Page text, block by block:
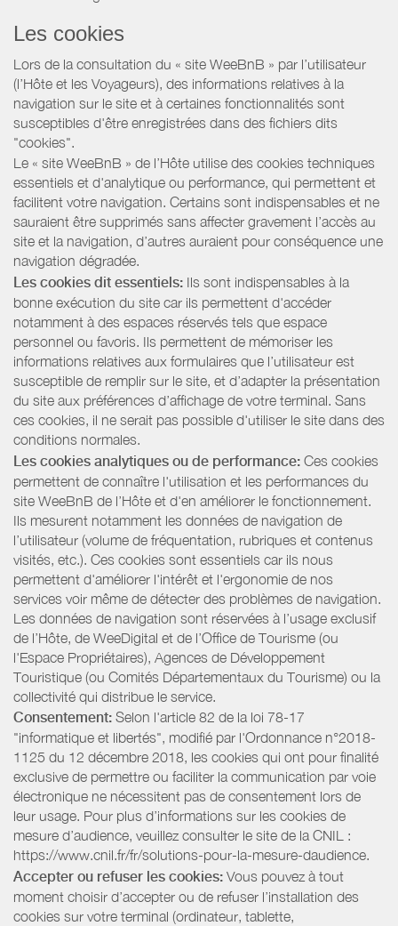
Les cookies
Lors de la consultation du « site WeeBnB » par l’utilisateur
(l’Hôte et les Voyageurs), des informations relatives à la
navigation sur le site et à certaines fonctionnalités sont
susceptibles d'être enregistrées dans des fichiers dits
"cookies".
Le « site WeeBnB » de l’Hôte utilise des cookies techniques
essentiels et d'analytique ou performance, qui permettent et
facilitent votre navigation. Certains sont indispensables et ne
sauraient être supprimés sans affecter gravement l’accès au
site et la navigation, d’autres auraient pour conséquence une
navigation dégradée.
Les cookies dit essentiels: Ils sont indispensables à la
bonne exécution du site car ils permettent d'accéder
notamment à des espaces réservés tels que espace
personnel ou favoris. Ils permettent de mémoriser les
informations relatives aux formulaires que l’utilisateur est
susceptible de remplir sur le site, et d’adapter la présentation
du site aux préférences d’affichage de votre terminal. Sans
ces cookies, il ne serait pas possible d'utiliser le site dans des
conditions normales.
Les cookies analytiques ou de performance: Ces cookies
permettent de connaître l'utilisation et les performances du
site WeeBnB de l’Hôte et d'en améliorer le fonctionnement.
Ils mesurent notamment les données de navigation de
l’utilisateur (volume de fréquentation, rubriques et contenus
visités, etc.). Ces cookies sont essentiels car ils nous
permettent d'améliorer l'intérêt et l'ergonomie de nos
services voir même de détecter des problèmes de navigation.
Les données de navigation sont réservées à l’usage exclusif
de l’Hôte, de WeeDigital et de l’Office de Tourisme (ou
l'Espace Propriétaires), Agences de Développement
Touristique (ou Comités Départementaux du Tourisme) ou la
collectivité qui distribue le service.
Consentement: Selon l'article 82 de la loi 78-17
"informatique et libertés", modifié par l'Ordonnance n°2018-
1125 du 12 décembre 2018, les cookies qui ont pour finalité
exclusive de permettre ou faciliter la communication par voie
électronique ne nécessitent pas de consentement lors de
leur usage. Pour plus d’informations sur les cookies de
mesure d’audience, veuillez consulter le site de la CNIL :
https://www.cnil.fr/fr/solutions-pour-la-mesure-daudience.
Accepter ou refuser les cookies: Vous pouvez à tout
moment choisir d’accepter ou de refuser l’installation des
cookies sur votre terminal (ordinateur, tablette,